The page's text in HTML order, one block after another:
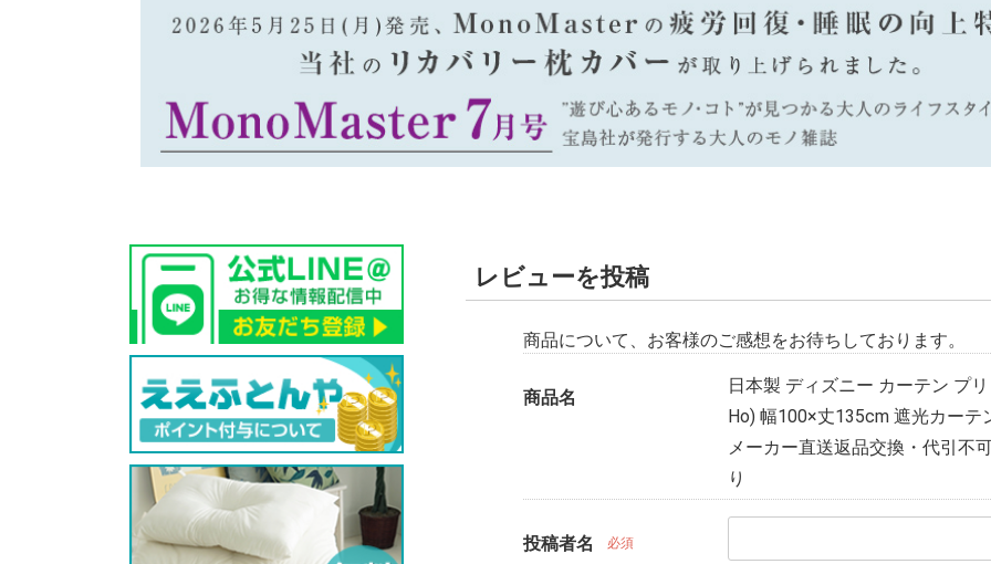
レビューを投稿
商品について、お客様のご感想をお待ちしております。
商品名
日本製 ディズニー カーテン プ
Ho) 幅100×丈135cm 遮光カー
メーカー直送返品交換・代引不
り
投稿者名 必須